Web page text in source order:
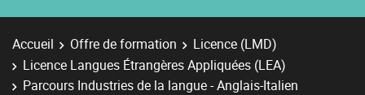
Accueil Offre de formation
Licence (LMD)
Licence Langues Étrangères Appliquées (LEA)
Parcours Industries de la langue - Anglais-Italien